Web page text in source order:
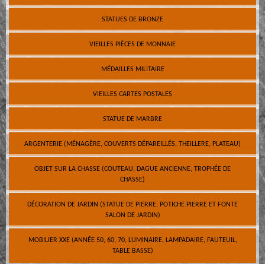
STATUES DE BRONZE
VIEILLES PIÈCES DE MONNAIE
MÉDAILLES MILITAIRE
VIEILLES CARTES POSTALES
STATUE DE MARBRE
ARGENTERIE (MÉNAGÈRE, COUVERTS DÉPAREILLÉS, THEILLERE, PLATEAU)
OBJET SUR LA CHASSE (COUTEAU, DAGUE ANCIENNE, TROPHÉE DE
CHASSE)
DÉCORATION DE JARDIN (STATUE DE PIERRE, POTICHE PIERRE ET FONTE
SALON DE JARDIN)
MOBILIER XXE (ANNÉE 50, 60, 70, LUMINAIRE, LAMPADAIRE, FAUTEUIL,
TABLE BASSE)